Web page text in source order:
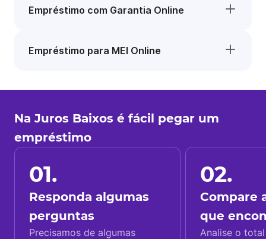
Empréstimo com Garantia Online
Empréstimo para MEI Online
Na Juros Baixos é fácil pegar um
empréstimo
01.
Responda algumas
perguntas
Precisamos de algumas
02.
Compare
que
Analise o